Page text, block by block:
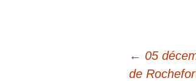
← 05
de